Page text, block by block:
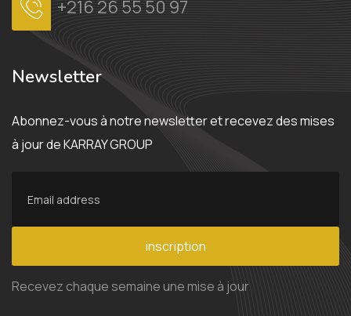
+216 26 55 50 97
Newsletter
Abonnez-vous à notre newsletter et recevez des mises
à jour de KARRAY GROUP
inscription
Recevez chaque semaine une mise à jour